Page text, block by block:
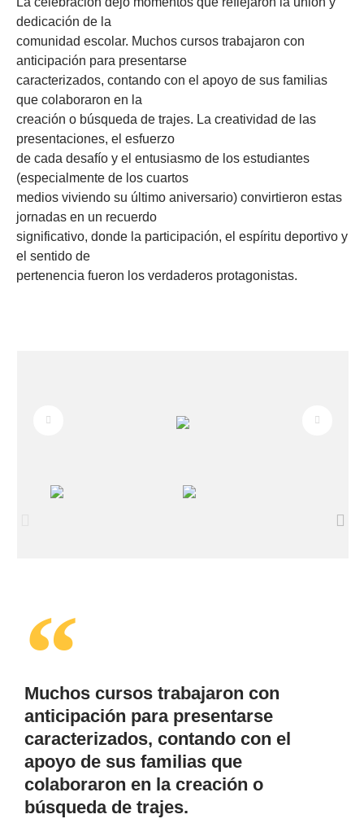
dedicación de la
comunidad escolar. Muchos cursos trabajaron con
anticipación para presentarse
caracterizados, contando con el apoyo de sus familias
que colaboraron en la
creación o búsqueda de trajes. La creatividad de las
presentaciones, el esfuerzo
de cada desafío y el entusiasmo de los estudiantes
(especialmente de los cuartos
medios viviendo su último aniversario) convirtieron estas
jornadas en un recuerdo
significativo, donde la participación, el espíritu deportivo y
el sentido de
pertenencia fueron los verdaderos protagonistas.
Muchos cursos trabajaron con
anticipación para presentarse
caracterizados, contando con el
apoyo de sus familias que
colaboraron en la creación o
búsqueda de trajes.